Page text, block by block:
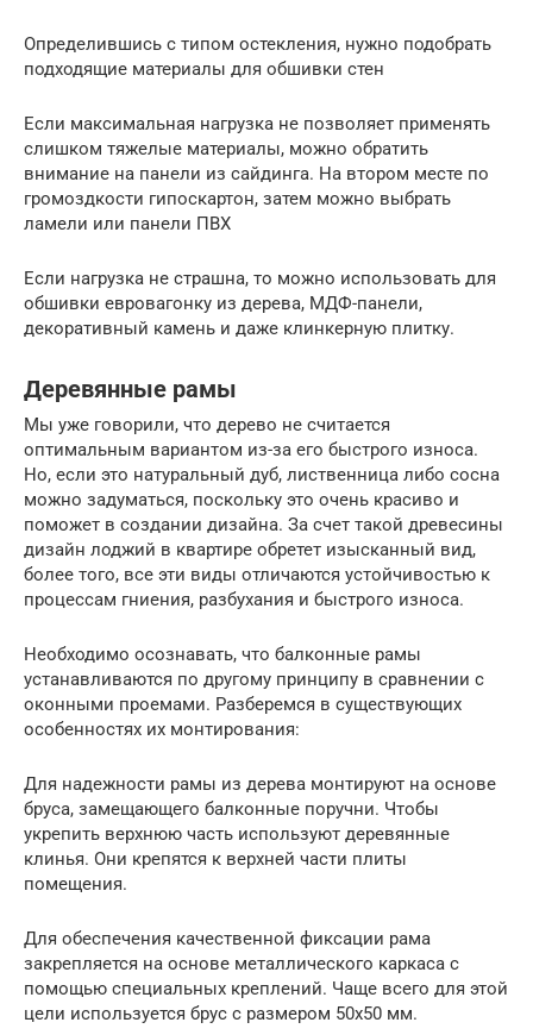
Определившись с типом остекления, нужно подобрать
подходящие материалы для обшивки стен
Если максимальная нагрузка не позволяет применять
слишком тяжелые материалы, можно обратить
внимание на панели из сайдинга. На втором месте по
громоздкости гипоскартон, затем можно выбрать
ламели или панели ПВХ
Если нагрузка не страшна, то можно использовать для
обшивки евровагонку из дерева, МДФ-панели,
декоративный камень и даже клинкерную плитку.
Деревянные рамы
Мы уже говорили, что дерево не считается
оптимальным вариантом из-за его быстрого износа.
Но, если это натуральный дуб, лиственница либо сосна
можно задуматься, поскольку это очень красиво и
поможет в создании дизайна. За счет такой древесины
дизайн лоджий в квартире обретет изысканный вид,
более того, все эти виды отличаются устойчивостью к
процессам гниения, разбухания и быстрого износа.
Необходимо осознавать, что балконные рамы
устанавливаются по другому принципу в сравнении с
оконными проемами. Разберемся в существующих
особенностях их монтирования:
Для надежности рамы из дерева монтируют на основе
бруса, замещающего балконные поручни. Чтобы
укрепить верхнюю часть используют деревянные
клинья. Они крепятся к верхней части плиты
помещения.
Для обеспечения качественной фиксации рама
закрепляется на основе металлического каркаса с
помощью специальных креплений. Чаще всего для этой
цели используется брус с размером 50х50 мм.